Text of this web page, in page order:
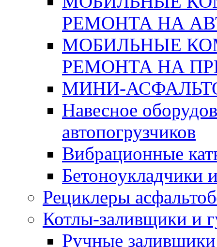
РЕМОНТА НА
МОБИЛЬНЫЕ
РЕМОНТА НА
МИНИ-
Навесное
автопогрузчиков
Вибрационные
Бетоноукладчики
Рециклеры
Котлы-заливщики и
Ручные заливщики